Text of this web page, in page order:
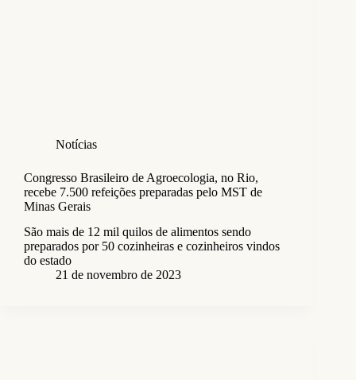
Notícias
Congresso Brasileiro de Agroecologia, no Rio,
recebe 7.500 refeições preparadas pelo MST de
Minas Gerais
São mais de 12 mil quilos de alimentos sendo
preparados por 50 cozinheiras e cozinheiros vindos
do estado
21 de novembro de 2023